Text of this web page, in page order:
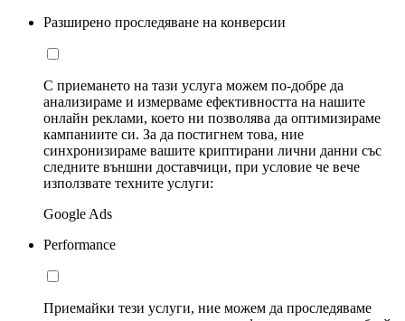
Разширено проследяване на конверсии
С приемането на тази услуга можем по-добре да
анализираме и измерваме ефективността на нашите
онлайн реклами, което ни позволява да оптимизираме
кампаниите си. За да постигнем това, ние
синхронизираме вашите криптирани лични данни със
следните външни доставчици, при условие че вече
използвате техните услуги:
Google Ads
Performance
Приемайки тези услуги, ние можем да проследяваме